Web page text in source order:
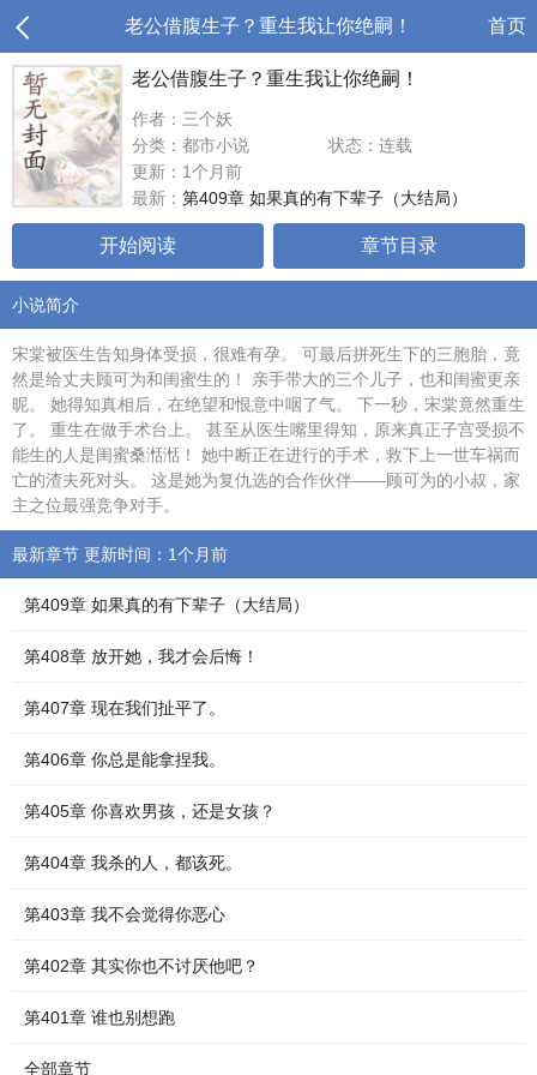
老公借腹生子？重生我让你绝嗣！ 首页
老公借腹生子？重生我让你绝嗣！
作者：三个妖
分类：都市小说
状态：连载
更新：1个月前
最新： 第409章 如果真的有下辈子（大结局）
开始阅读 章节目录
小说简介
宋棠被医生告知身体受损，很难有孕。 可最后拼死生下的三胞胎，竟
然是给丈夫顾可为和闺蜜生的！ 亲手带大的三个儿子，也和闺蜜更亲
昵。 她得知真相后，在绝望和恨意中咽了气。 下一秒，宋棠竟然重生
了。 重生在做手术台上。 甚至从医生嘴里得知，原来真正子宫受损不
能生的人是闺蜜桑湉湉！ 她中断正在进行的手术，救下上一世车祸而
亡的渣夫死对头。 这是她为复仇选的合作伙伴——顾可为的小叔，家
主之位最强竞争对手。
最新章节 更新时间：1个月前
第409章 如果真的有下辈子（大结局）
第408章 放开她，我才会后悔！
第407章 现在我们扯平了。
第406章 你总是能拿捏我。
第405章 你喜欢男孩，还是女孩？
第404章 我杀的人，都该死。
第403章 我不会觉得你恶心
第402章 其实你也不讨厌他吧？
第401章 谁也别想跑
全部章节